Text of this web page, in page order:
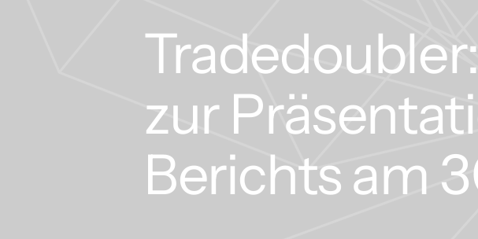
zur
Berichts am